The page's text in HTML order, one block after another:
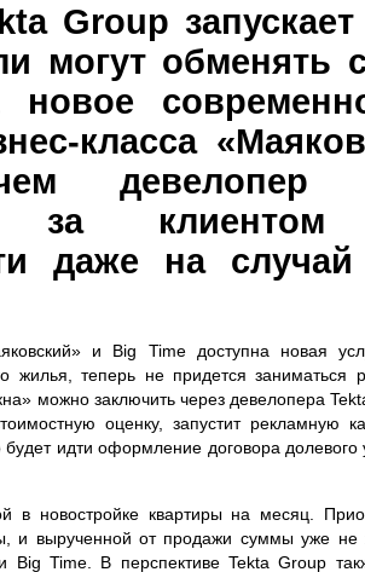
Group запускает
могут обменять
новое
класса
девелопер
за клиентом
даже на случай
и Big Time доступна новая
теперь не придется заниматься
можно заключить через девелопера
оценку, запустит
идти оформление договора долевого
в новостройке квартиры на месяц.
и вырученной от продажи суммы уже не
Big Time. В перспективе Tekta Group